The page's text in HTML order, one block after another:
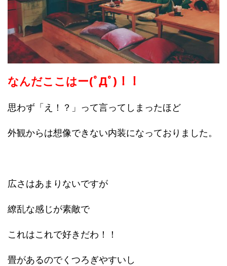
なんだここはー(ﾟДﾟ)！！
思わず「え！？」って言ってしまったほど
外観からは想像できない内装になっておりました。
広さはあまりないですが
繚乱な感じが素敵で
これはこれで好きだわ！！
畳があるのでくつろぎやすいし